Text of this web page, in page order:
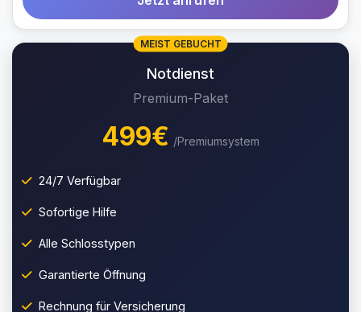
MEIST GEBUCHT
Notdienst
Premium-Paket
499€ /Premiumsystem
24/7 Verfügbar
Sofortige Hilfe
Alle Schlosstypen
Garantierte Öffnung
Rechnung für Versicherung